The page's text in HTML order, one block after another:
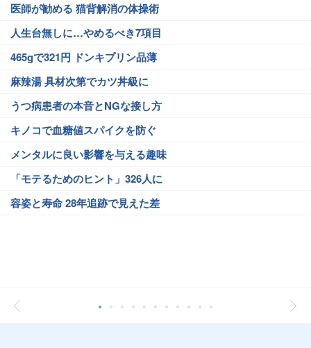
医師が勧める 猫背解消の体操術
人生台無しに…やめるべき7項目
465gで321円 ドンキプリン品薄
麻辣湯 具材次第でカツ丼級に
うつ病患者の本音とNGな接し方
キノコで血糖値スパイクを防ぐ
メンタルに良い影響を与える趣味
「モテるためのヒント」326人に
容姿と寿命 28年追跡で見えた差